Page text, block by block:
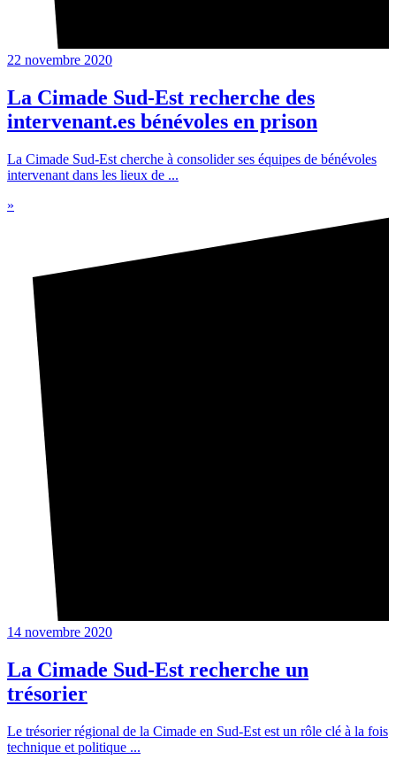
22 novembre 2020
La Cimade Sud-Est recherche des
intervenant.es bénévoles en prison
La Cimade Sud-Est cherche à consolider ses équipes de bénévoles
intervenant dans les lieux de ...
»
14 novembre 2020
La Cimade Sud-Est recherche un
trésorier
Le trésorier régional de la Cimade en Sud-Est est un rôle clé à la fois
technique et politique ...